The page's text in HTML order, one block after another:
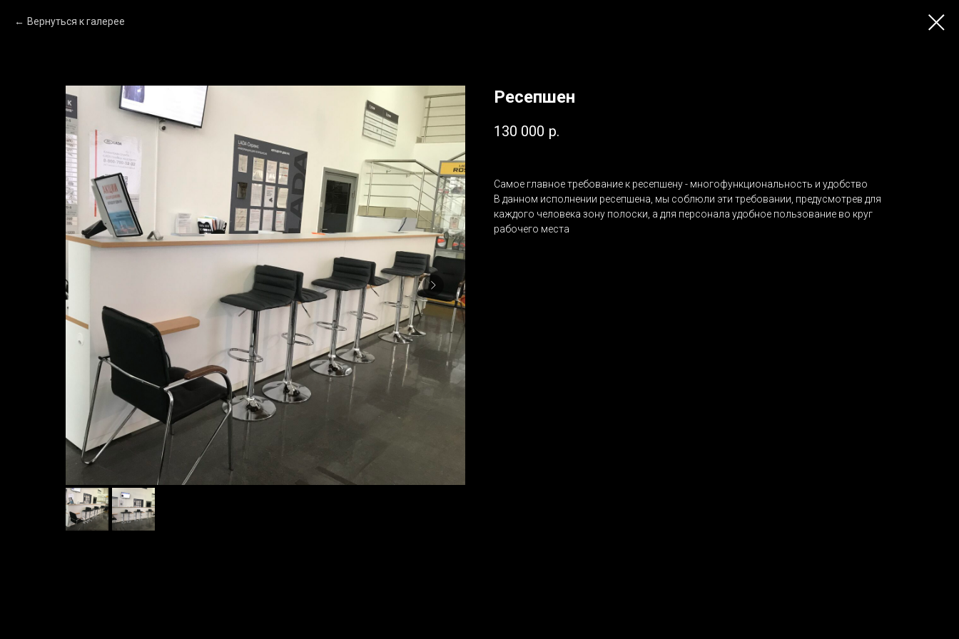
Вернуться к галерее
Ресепшен
130 000 р.
Самое главное требование к ресепшену - многофункциональность и удобство
В данном исполнении ресепшена, мы соблюли эти требовании, предусмотрев для
каждого человека зону полоски, а для персонала удобное пользование во круг
рабочего места